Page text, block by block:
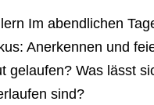
Im abendlichen
Anerkennen und
gelaufen? Was lässt
sind?